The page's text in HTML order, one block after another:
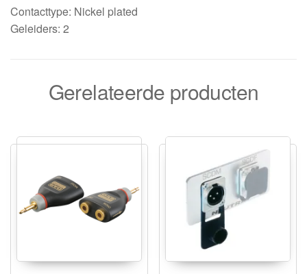
Contacttype: Nickel plated
Geleiders: 2
Gerelateerde producten